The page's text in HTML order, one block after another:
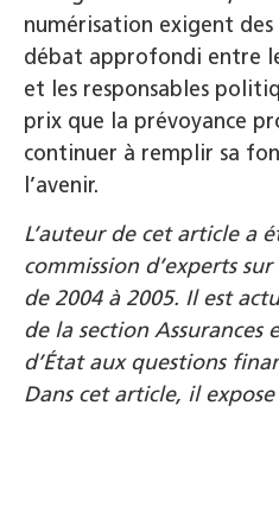
numérisation exigent
débat approfondi entre
et les responsables
prix que la prévoyance
continuer à remplir sa
l’avenir.
L’auteur de cet article a
commission d’experts
de 2004 à 2005. Il est
de la section Assurances
d’État aux questions
Dans cet article, il